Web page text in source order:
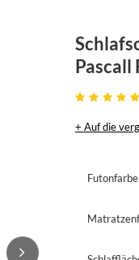
Pascall
+ Auf die
Futonfarbe